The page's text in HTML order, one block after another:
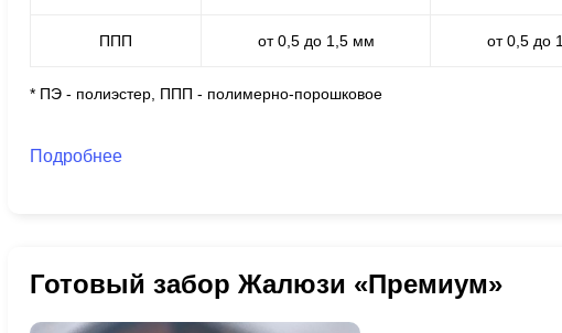
ППП от 0,5 до 1,5 мм от 0,5 до
* ПЭ - полиэстер, ППП - полимерно-порошковое
Подробнее
Готовый забор Жалюзи «Премиум»